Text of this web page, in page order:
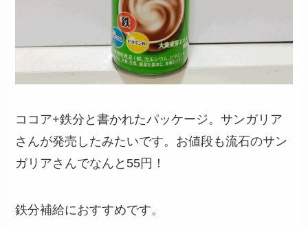
ココア+鉄分と書かれたパッケージ。サンガリア
さんが発売したみたいです。お値段も流石のサン
ガリアさんでなんと55円！
鉄分補給におすすめです。